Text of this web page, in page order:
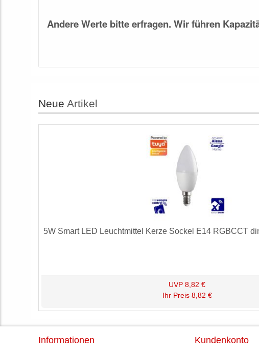
Andere Werte bitte erfragen. Wir führen
Neue Artikel
5W Smart LED Leuchtmittel Kerze Sockel E14 RGBCCT
UVP 8,82 €
Ihr Preis 8,82 €
Informationen Kundenkonto